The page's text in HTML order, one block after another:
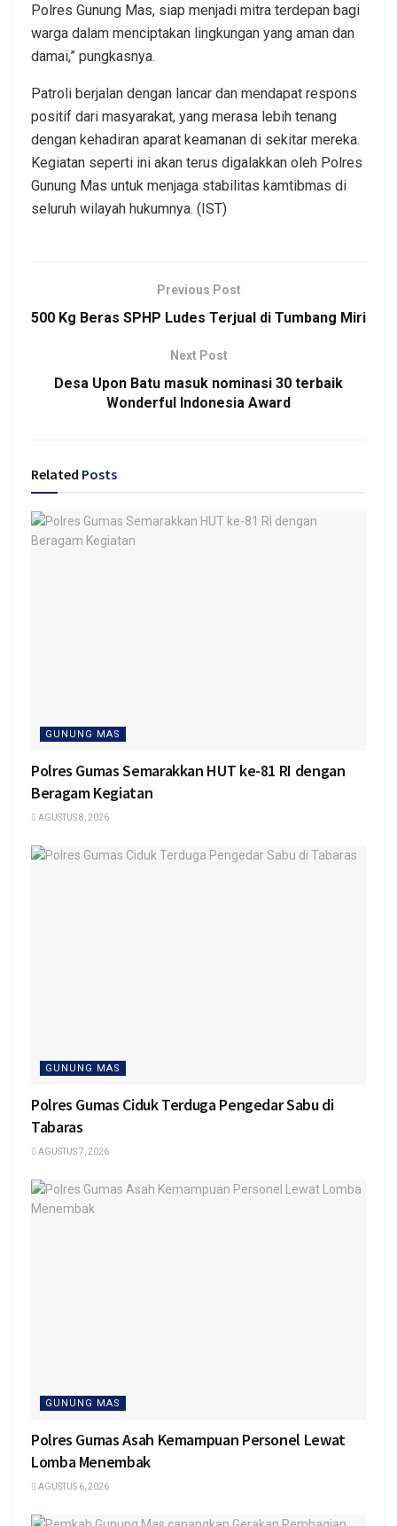
Polres Gunung Mas, siap menjadi mitra terdepan bagi
warga dalam menciptakan lingkungan yang aman dan
damai,” pungkasnya.
Patroli berjalan dengan lancar dan mendapat respons
positif dari masyarakat, yang merasa lebih tenang
dengan kehadiran aparat keamanan di sekitar mereka.
Kegiatan seperti ini akan terus digalakkan oleh Polres
Gunung Mas untuk menjaga stabilitas kamtibmas di
seluruh wilayah hukumnya. (IST)
Previous Post
500 Kg Beras SPHP Ludes Terjual di Tumbang Miri
Next Post
Desa Upon Batu masuk nominasi 30 terbaik
Wonderful Indonesia Award
Related Posts
GUNUNG MAS
Polres Gumas Semarakkan HUT ke-81 RI dengan
Beragam Kegiatan
AGUSTUS 8, 2026
GUNUNG MAS
Polres Gumas Ciduk Terduga Pengedar Sabu di
Tabaras
AGUSTUS 7, 2026
GUNUNG MAS
Polres Gumas Asah Kemampuan Personel Lewat
Lomba Menembak
AGUSTUS 6, 2026